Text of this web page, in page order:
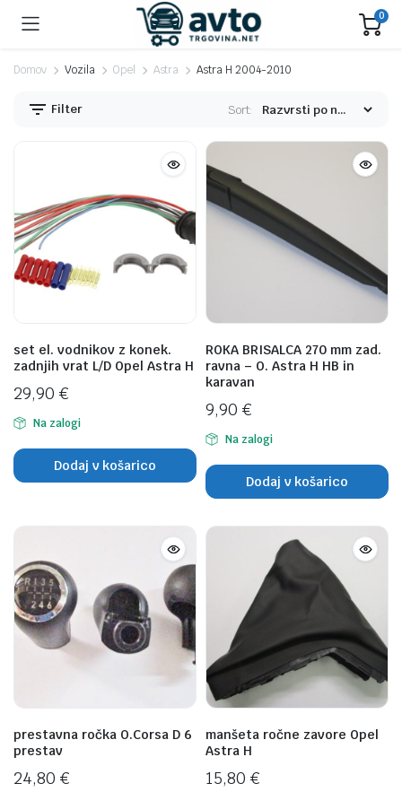
0
Domov Vozila Opel Astra Astra H 2004-2010
Filter Sort:
set el. vodnikov z konek.
zadnjih vrat L/D Opel Astra H
29,90 €
Na zalogi
Dodaj v košarico
ROKA BRISALCA 270 mm zad.
ravna – O. Astra H HB in
karavan
9,90 €
Na zalogi
Dodaj v košarico
prestavna ročka O.Corsa D 6
prestav
24,80 €
manšeta ročne zavore Opel
Astra H
15,80 €